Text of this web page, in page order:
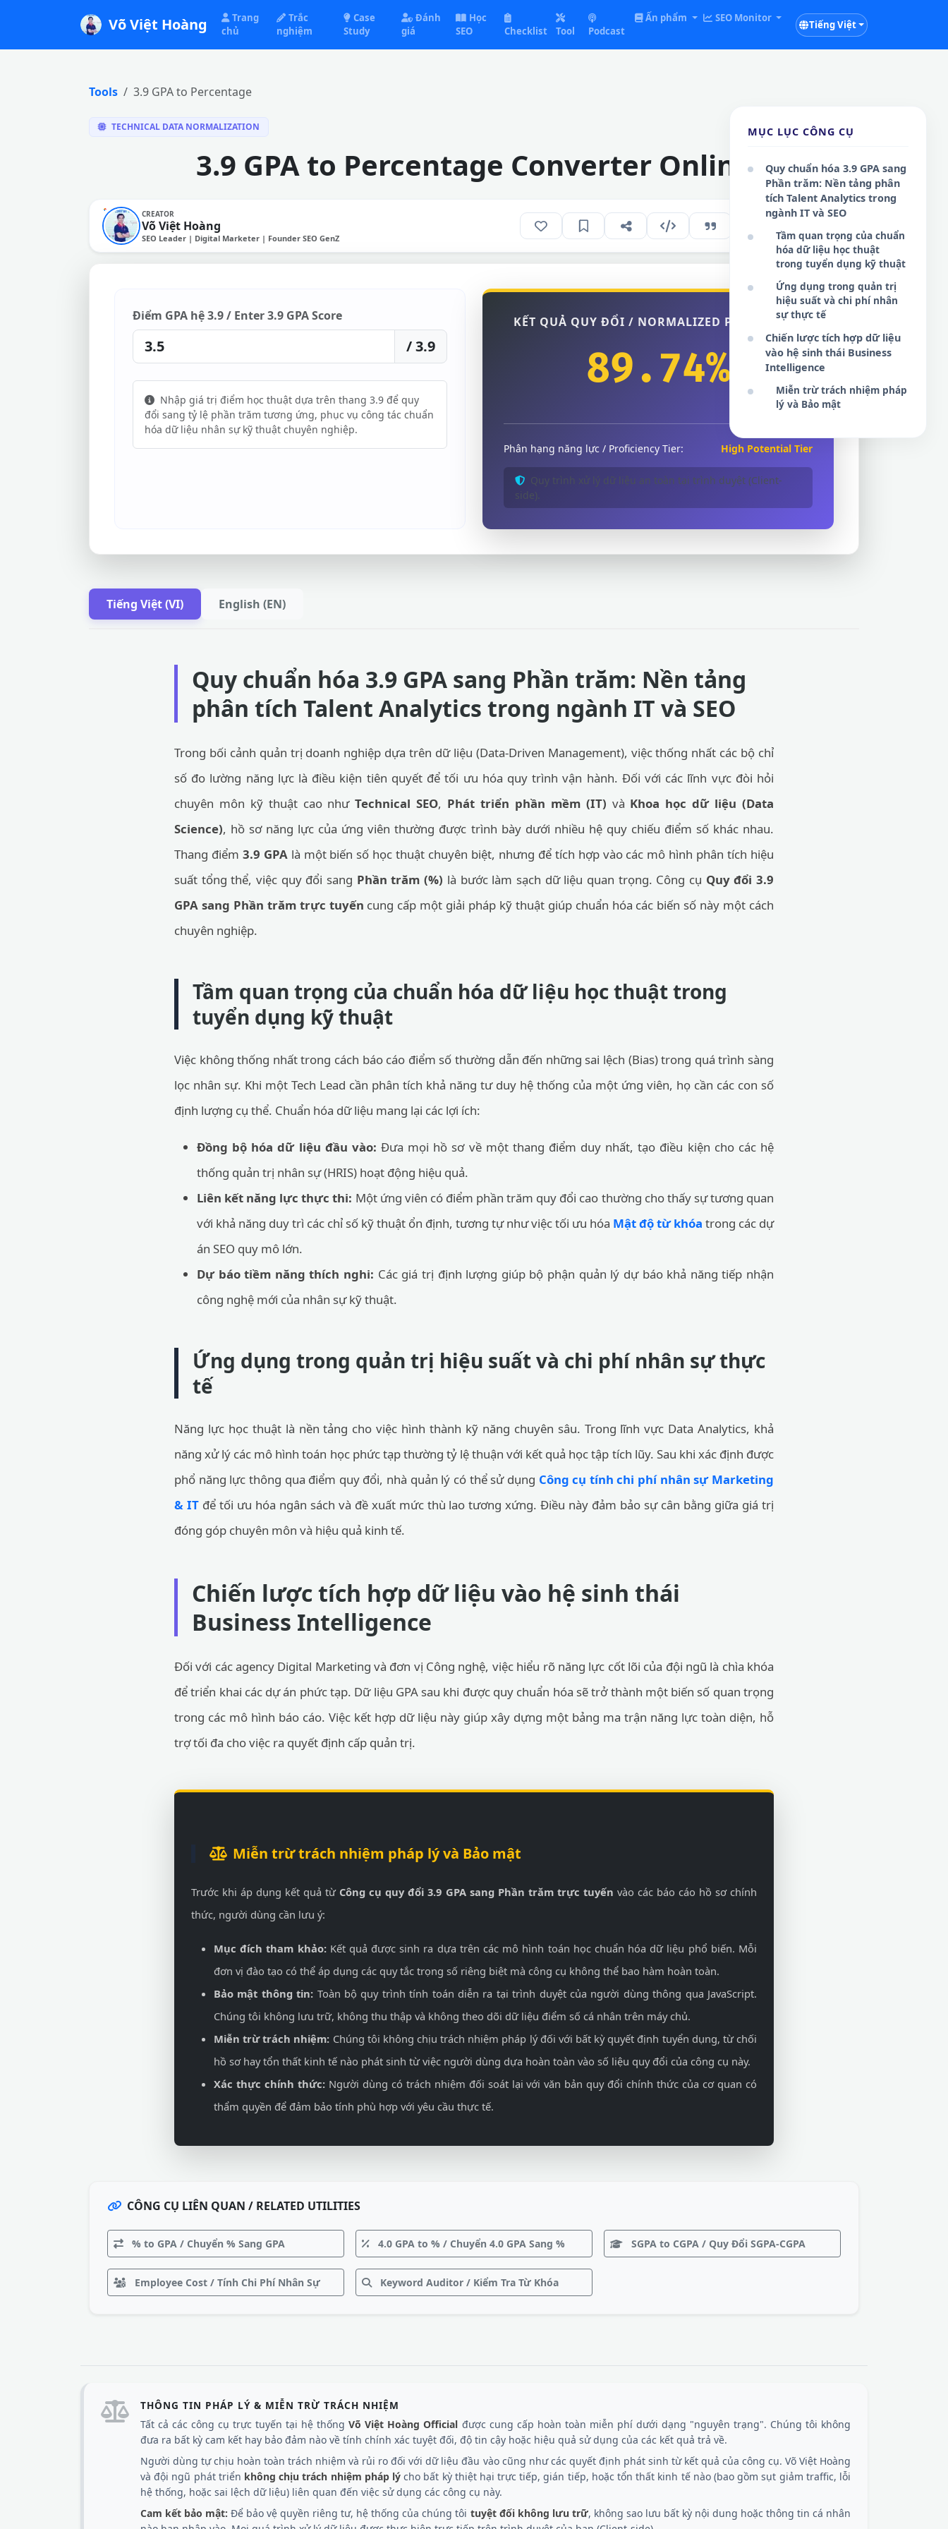
Võ Việt Hoàng
Trang
chủ
Trắc
nghiệm
Case
Study
Đánh
giá
Học
SEO
Checklist Tool Podcast
Ấn phẩm SEO Monitor
Tiếng Việt
Tools 3.9 GPA to Percentage
TECHNICAL DATA NORMALIZATION
3.9 GPA to Percentage Converter Online
CREATOR
Võ Việt Hoàng
SEO Leader | Digital Marketer | Founder SEO GenZ
Điểm GPA hệ 3.9 / Enter 3.9 GPA Score
/ 3.9
Nhập giá trị điểm học thuật dựa trên thang 3.9 để quy
đổi sang tỷ lệ phần trăm tương ứng, phục vụ công tác chuẩn
hóa dữ liệu nhân sự kỹ thuật chuyên nghiệp.
KẾT QUẢ QUY ĐỔI / NORMALIZED PERCENTAGE
89.74%
Phân hạng năng lực / Proficiency Tier: High Potential Tier
Quy trình xử lý dữ liệu an toàn tại trình duyệt (Client-
side).
Tiếng Việt (VI) English (EN)
Quy chuẩn hóa 3.9 GPA sang Phần trăm: Nền tảng
phân tích Talent Analytics trong ngành IT và SEO
Trong bối cảnh quản trị doanh nghiệp dựa trên dữ liệu (Data-Driven Management), việc thống nhất các bộ chỉ
số đo lường năng lực là điều kiện tiên quyết để tối ưu hóa quy trình vận hành. Đối với các lĩnh vực đòi hỏi
chuyên môn kỹ thuật cao nhưTechnical SEO, Phát triển phần mềm (IT) và Khoa học dữ liệu (Data
Science), hồ sơ năng lực của ứng viên thường được trình bày dưới nhiều hệ quy chiếu điểm số khác nhau.
Thang điểm 3.9 GPAlà một biến số học thuật chuyên biệt, nhưng để tích hợp vào các mô hình phân tích hiệu
suất tổng thể, việc quy đổi sang Phần trăm (%) là bước làm sạch dữ liệu quan trọng. Công cụ Quy đổi 3.9
GPA sang Phần trăm trực tuyến cung cấp một giải pháp kỹ thuật giúp chuẩn hóa các biến số này một cách
chuyên nghiệp.
Tầm quan trọng của chuẩn hóa dữ liệu học thuật trong
tuyển dụng kỹ thuật
Việc không thống nhất trong cách báo cáo điểm số thường dẫn đến những sai lệch (Bias) trong quá trình sàng
lọc nhân sự. Khi một Tech Lead cần phân tích khả năng tư duy hệ thống của một ứng viên, họ cần các con số
định lượng cụ thể. Chuẩn hóa dữ liệu mang lại các lợi ích:
Đồng bộ hóa dữ liệu đầu vào: Đưa mọi hồ sơ về một thang điểm duy nhất, tạo điều kiện cho các hệ
thống quản trị nhân sự (HRIS) hoạt động hiệu quả.
Liên kết năng lực thực thi: Một ứng viên có điểm phần trăm quy đổi cao thường cho thấy sự tương quan
với khả năng duy trì các chỉ số kỹ thuật ổn định, tương tự như việc tối ưu hóa Mật độ từ khóa trong các dự
án SEO quy mô lớn.
Dự báo tiềm năng thích nghi: Các giá trị định lượng giúp bộ phận quản lý dự báo khả năng tiếp nhận
công nghệ mới của nhân sự kỹ thuật.
Ứng dụng trong quản trị hiệu suất và chi phí nhân sự thực
tế
Năng lực học thuật là nền tảng cho việc hình thành kỹ năng chuyên sâu. Trong lĩnh vực Data Analytics, khả
năng xử lý các mô hình toán học phức tạp thường tỷ lệ thuận với kết quả học tập tích lũy. Sau khi xác định được
phổ năng lực thông qua điểm quy đổi, nhà quản lý có thể sử dụng Công cụ tính chi phí nhân sự Marketing
& ITđể tối ưu hóa ngân sách và đề xuất mức thù lao tương xứng. Điều này đảm bảo sự cân bằng giữa giá trị
đóng góp chuyên môn và hiệu quả kinh tế.
Chiến lược tích hợp dữ liệu vào hệ sinh thái
Business Intelligence
Đối với các agency Digital Marketing và đơn vị Công nghệ, việc hiểu rõ năng lực cốt lõi của đội ngũ là chìa khóa
để triển khai các dự án phức tạp. Dữ liệu GPA sau khi được quy chuẩn hóa sẽ trở thành một biến số quan trọng
trong các mô hình báo cáo. Việc kết hợp dữ liệu này giúp xây dựng một bảng ma trận năng lực toàn diện, hỗ
trợ tối đa cho việc ra quyết định cấp quản trị.
Miễn trừ trách nhiệm pháp lý và Bảo mật
Trước khi áp dụng kết quả từ Công cụ quy đổi 3.9 GPA sang Phần trăm trực tuyến vào các báo cáo hồ sơ chính
thức, người dùng cần lưu ý:
Mục đích tham khảo:Kết quả được sinh ra dựa trên các mô hình toán học chuẩn hóa dữ liệu phổ biến. Mỗi
đơn vị đào tạo có thể áp dụng các quy tắc trọng số riêng biệt mà công cụ không thể bao hàm hoàn toàn.
Bảo mật thông tin: Toàn bộ quy trình tính toán diễn ra tại trình duyệt của người dùng thông qua JavaScript.
Chúng tôi không lưu trữ, không thu thập và không theo dõi dữ liệu điểm số cá nhân trên máy chủ.
Miễn trừ trách nhiệm: Chúng tôi không chịu trách nhiệm pháp lý đối với bất kỳ quyết định tuyển dụng, từ chối
hồ sơ hay tổn thất kinh tế nào phát sinh từ việc người dùng dựa hoàn toàn vào số liệu quy đổi của công cụ này.
Xác thực chính thức:Người dùng có trách nhiệm đối soát lại với văn bản quy đổi chính thức của cơ quan có
thẩm quyền để đảm bảo tính phù hợp với yêu cầu thực tế.
CÔNG CỤ LIÊN QUAN / RELATED UTILITIES
% to GPA / Chuyển % Sang GPA 4.0 GPA to % / Chuyển 4.0 GPA Sang % SGPA to CGPA / Quy Đổi SGPA-CGPA
Employee Cost / Tính Chi Phí Nhân Sự Keyword Auditor / Kiểm Tra Từ Khóa
THÔNG TIN PHÁP LÝ & MIỄN TRỪ TRÁCH NHIỆM
Tất cả các công cụ trực tuyến tại hệ thốngVõ Việt Hoàng Official được cung cấp hoàn toàn miễn phí dưới dạng "nguyên trạng". Chúng tôi không
đưa ra bất kỳ cam kết hay bảo đảm nào về tính chính xác tuyệt đối, độ tin cậy hoặc hiệu quả sử dụng của các kết quả trả về.
Người dùng tự chịu hoàn toàn trách nhiệm và rủi ro đối với dữ liệu đầu vào cũng như các quyết định phát sinh từ kết quả của công cụ. Võ Việt Hoàng
và đội ngũ phát triển không chịu trách nhiệm pháp lýcho bất kỳ thiệt hại trực tiếp, gián tiếp, hoặc tổn thất kinh tế nào (bao gồm sụt giảm traffic, lỗi
hệ thống, hoặc sai lệch dữ liệu) liên quan đến việc sử dụng các công cụ này.
Cam kết bảo mật: Để bảo vệ quyền riêng tư, hệ thống của chúng tôi tuyệt đối không lưu trữ, không sao lưu bất kỳ nội dung hoặc thông tin cá nhân
MỤC LỤC CÔNG CỤ
Quy chuẩn hóa 3.9 GPA sang
Phần trăm: Nền tảng phân
tích Talent Analytics trong
ngành IT và SEO
Tầm quan trọng của chuẩn
hóa dữ liệu học thuật
trong tuyển dụng kỹ thuật
Ứng dụng trong quản trị
hiệu suất và chi phí nhân
sự thực tế
Chiến lược tích hợp dữ liệu
vào hệ sinh thái Business
Intelligence
Miễn trừ trách nhiệm pháp
lý và Bảo mật